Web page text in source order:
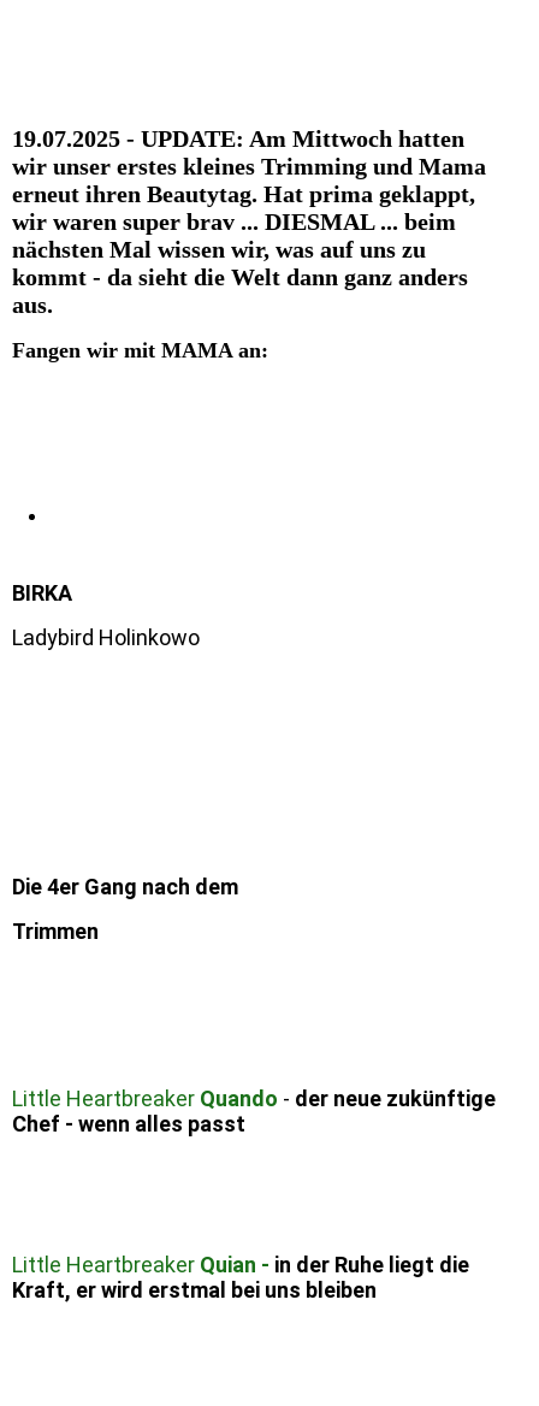
19.07.2025 - UPDATE: Am Mittwoch hatten
wir unser erstes kleines Trimming und Mama
erneut ihren Beautytag. Hat prima geklappt,
wir waren super brav ... DIESMAL ... beim
nächsten Mal wissen wir, was auf uns zu
kommt - da sieht die Welt dann ganz anders
aus.
Fangen wir mit MAMA an:
BIRKA
Ladybird Holinkowo
Die 4er Gang nach dem
Trimmen
Little Heartbreaker Quando - der neue zukünftige
Chef - wenn alles passt
Little Heartbreaker Quian - in der Ruhe liegt die
Kraft, er wird erstmal bei uns bleiben